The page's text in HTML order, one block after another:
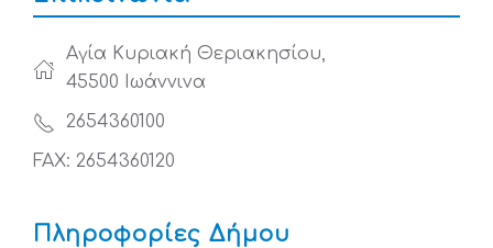
Αγία Κυριακή Θεριακησίου,
45500 Ιωάννινα
2654360100
FAX: 2654360120
Πληροφορίες Δήμου